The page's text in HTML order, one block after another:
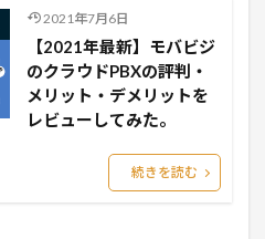
2021年7月6日
【2021年最新】モバビジ
のクラウドPBXの評判・
メリット・デメリットを
レビューしてみた。
続きを読む